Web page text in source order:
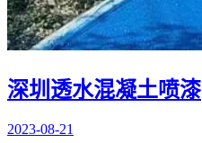
深圳透水混凝土喷漆
2023-08-21